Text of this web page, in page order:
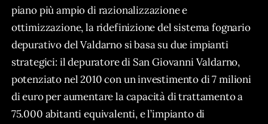
piano più ampio di razionalizzazione e
ottimizzazione, la ridefinizione del sistema fognario
depurativo del Valdarno si basa su due impianti
strategici: il depuratore di San Giovanni Valdarno,
potenziato nel 2010 con un investimento di 7 milioni
di euro per aumentare la capacità di trattamento a
75.000 abitanti equivalenti, e l’impianto di